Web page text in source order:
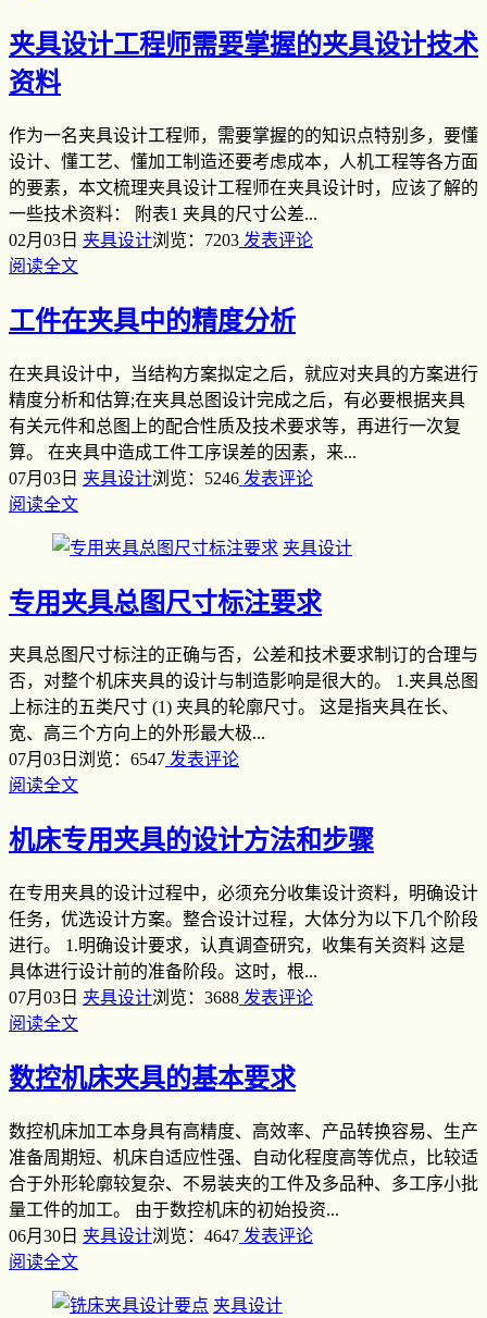
夹具设计工程师需要掌握的夹具设计技术
资料
作为一名夹具设计工程师，需要掌握的的知识点特别多，要懂
设计、懂工艺、懂加工制造还要考虑成本，人机工程等各方面
的要素，本文梳理夹具设计工程师在夹具设计时，应该了解的
一些技术资料： 附表1 夹具的尺寸公差...
02月03日 夹具设计浏览：7203 发表评论
阅读全文
工件在夹具中的精度分析
在夹具设计中，当结构方案拟定之后，就应对夹具的方案进行
精度分析和估算;在夹具总图设计完成之后，有必要根据夹具
有关元件和总图上的配合性质及技术要求等，再进行一次复
算。 在夹具中造成工件工序误差的因素，来...
07月03日 夹具设计浏览：5246 发表评论
阅读全文
夹具设计
专用夹具总图尺寸标注要求
夹具总图尺寸标注的正确与否，公差和技术要求制订的合理与
否，对整个机床夹具的设计与制造影响是很大的。 1.夹具总图
上标注的五类尺寸 (1) 夹具的轮廓尺寸。 这是指夹具在长、
宽、高三个方向上的外形最大极...
07月03日 浏览：6547 发表评论
阅读全文
机床专用夹具的设计方法和步骤
在专用夹具的设计过程中，必须充分收集设计资料，明确设计
任务，优选设计方案。整合设计过程，大体分为以下几个阶段
进行。 1.明确设计要求，认真调查研究，收集有关资料 这是
具体进行设计前的准备阶段。这时，根...
07月03日 夹具设计浏览：3688 发表评论
阅读全文
数控机床夹具的基本要求
数控机床加工本身具有高精度、高效率、产品转换容易、生产
准备周期短、机床自适应性强、自动化程度高等优点，比较适
合于外形轮廓较复杂、不易装夹的工件及多品种、多工序小批
量工件的加工。 由于数控机床的初始投资...
06月30日 夹具设计浏览：4647 发表评论
阅读全文
夹具设计